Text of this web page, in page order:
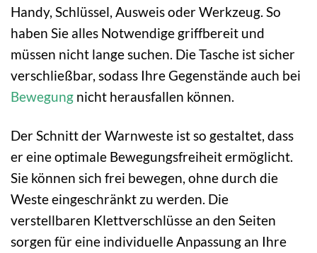
Handy, Schlüssel, Ausweis oder Werkzeug. So
haben Sie alles Notwendige griffbereit und
müssen nicht lange suchen. Die Tasche ist sicher
verschließbar, sodass Ihre Gegenstände auch bei
Bewegung nicht herausfallen können.
Der Schnitt der Warnweste ist so gestaltet, dass
er eine optimale Bewegungsfreiheit ermöglicht.
Sie können sich frei bewegen, ohne durch die
Weste eingeschränkt zu werden. Die
verstellbaren Klettverschlüsse an den Seiten
sorgen für eine individuelle Anpassung an Ihre